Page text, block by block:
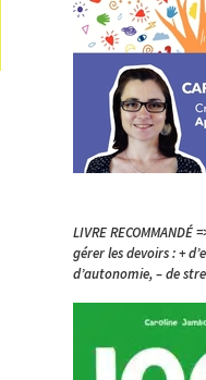
LIVRE RECOMMANDÉ
gérer les devoirs : +
d’autonomie, – de